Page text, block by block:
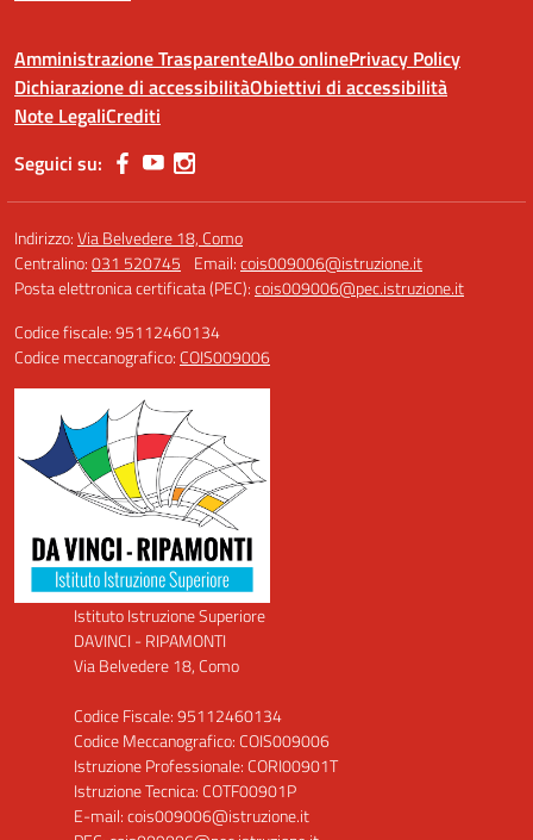
Amministrazione TrasparenteAlbo onlinePrivacy Policy
Dichiarazione di accessibilitàObiettivi di accessibilità
Note LegaliCrediti
Seguici su:
Indirizzo:Via Belvedere 18, Como
Centralino:031 520745 Email:cois009006@istruzione.it
Posta elettronica certificata (PEC):cois009006@pec.istruzione.it
Codice fiscale: 95112460134
Codice meccanografico: COIS009006
Istituto Istruzione Superiore
DAVINCI - RIPAMONTI
Via Belvedere 18, Como
Codice Fiscale: 95112460134
Codice Meccanografico: COIS009006
Istruzione Professionale: CORI00901T
Istruzione Tecnica: COTF00901P
E-mail: cois009006@istruzione.it